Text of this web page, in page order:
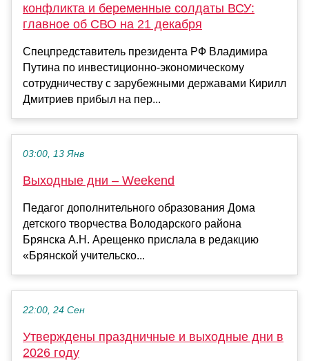
конфликта и беременные солдаты ВСУ:
главное об СВО на 21 декабря
Спецпредставитель президента РФ Владимира
Путина по инвестиционно-экономическому
сотрудничеству с зарубежными державами Кирилл
Дмитриев прибыл на пер...
03:00, 13 Янв
Выходные дни – Weekend
Педагог дополнительного образования Дома
детского творчества Володарского района
Брянска А.Н. Арещенко прислала в редакцию
«Брянской учительско...
22:00, 24 Сен
Утверждены праздничные и выходные дни в
2026 году